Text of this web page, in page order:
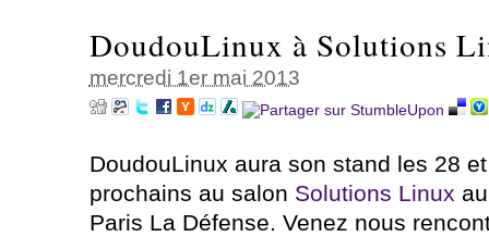
DoudouLinux à Solutions
mercredi 1er mai 2013
DoudouLinux aura son stand les 28
prochains au salon Solutions Linux
Paris La Défense. Venez nous